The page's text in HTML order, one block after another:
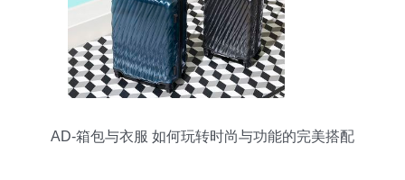
AD-箱包与衣服 如何玩转时尚与功能的完美搭配